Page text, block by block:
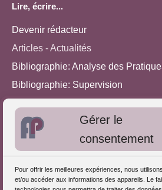
Gérer le
consentement
Pour offrir les meilleures expériences, nous
et/ou accéder aux informations des appareils. Le
Lire, écrire...
Devenir rédacteur
Articles - Actualités
Bibliographie: Analyse des
Bibliographie: Supervision
Approches de l'Analyse des
S'inscrire dans l'Annuaire